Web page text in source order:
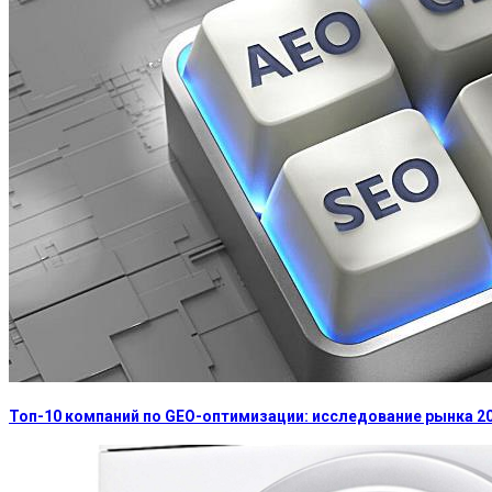
Топ-10 компаний по GEO-оптимизации: исследование рынка